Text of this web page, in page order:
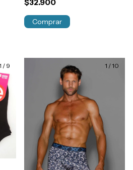
$32.900
Comprar
/ 9 1 / 10